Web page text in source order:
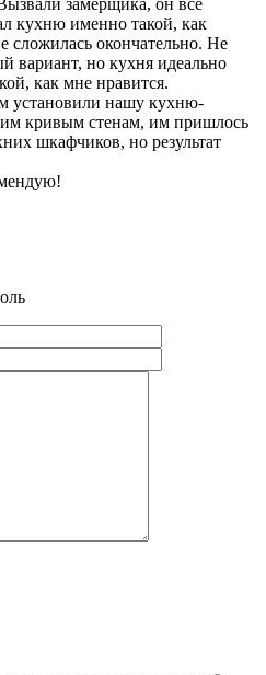
кухню именно такой, как
сложилась окончательно. Не
вариант, но кухня идеально
как мне нравится.
установили нашу кухню-
кривым стенам, им пришлось
шкафчиков, но результат